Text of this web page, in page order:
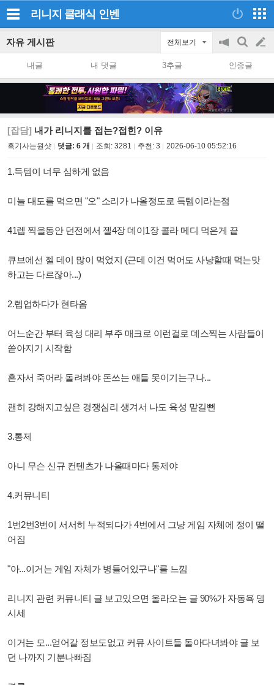
리니지 클래식 인벤
자유 게시판 전체보기
공
on/off
검
색
글
쓰
내글 내 댓글 3추글 인증글
[잡담] 내가 리니지를 접는?접힌? 이유
흑기사는원샷 댓글: 6 개 조회: 3281 추천: 3 2026-06-10 05:52:16
1.득템이 너무 심하게 없음
미늘 대도를 먹으면 "오" 소리가 나올정도로 득템이라는점
41렙 찍을동안 던전에서 젤4장 데이1장 콜라 메디 먹은게 끝
큐브에선 젤 데이 많이 먹었지 (근데 이건 먹어도 사냥할때 먹는맛
하고는 다르잖아...)
2.렙업하다가 현타옴
어느순간 부터 육성 대리 부주 매크로 이런걸로 데스찍는 사람들이
쏟아지기 시작함
혼자서 죽어라 돌려봐야 돈쓰는 애들 못이기는구나...
괜히 강해지고싶은 경쟁심리 생겨서 나도 육성 맡길뻔
3.통제
아니 무슨 신규 컨텐츠가 나올때마다 통제야
4.커뮤니티
1번2번3번이 서서히 누적되다가 4번에서 그냥 게임 자체에 정이 떨
어짐
"아...이거는 게임 자체가 병들어있구나"를 느낌
리니지 관련 커뮤니티 글 보고있으면 올라오는 글 90%가 자동욕 뎅
시세
이거는 모...얻어갈 정보도없고 커뮤 사이트들 돌아다녀봐야 글 보
던 나까지 기분나빠짐